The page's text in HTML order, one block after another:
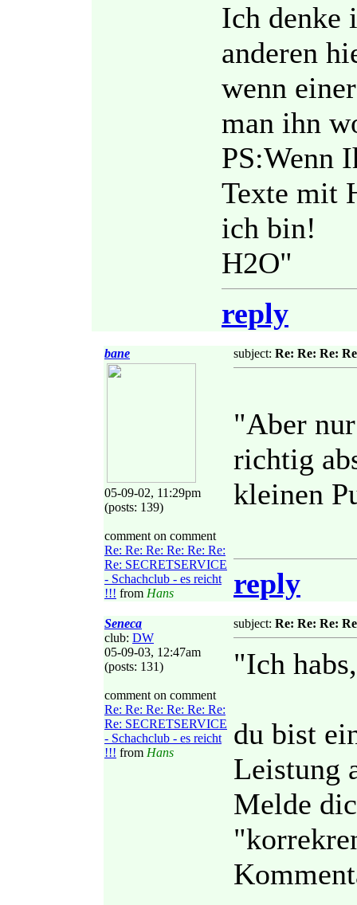
Ich denke
anderen
wenn
man ihn
PS:Wenn
Texte mit
ich bin!
H2O"
reply
bane
05-09-02, 11:29pm
(posts: 139)
comment on comment
Re: Re: Re: Re: Re: Re:
Re: SECRETSERVICE
- Schachclub - es reicht
!!! from Hans
subject: Re: Re: Re:
"Aber
richtig
kleinen
reply
Seneca
club: DW
05-09-03, 12:47am
(posts: 131)
comment on comment
Re: Re: Re: Re: Re: Re:
Re: SECRETSERVICE
- Schachclub - es reicht
!!! from Hans
subject: Re: Re: Re:
"Ich habs,
du bist
Leistung
Melde